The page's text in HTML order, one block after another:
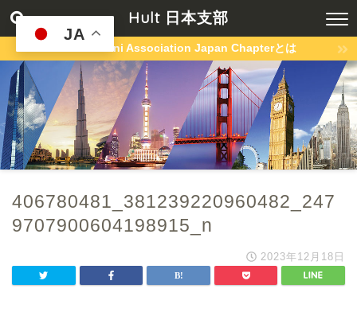
Hult 日本支部
Hult Alumni Association Japan Chapterとは
406780481_381239220960482_247
9707900604198915_n
2023年12月18日
JA